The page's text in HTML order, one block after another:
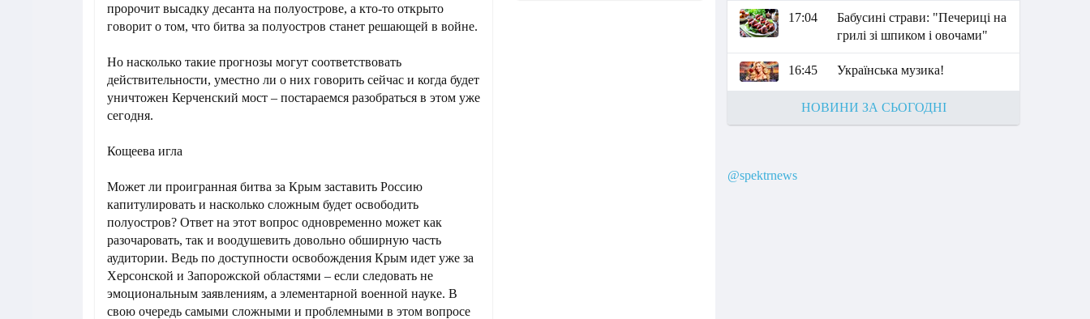
пророчит высадку десанта на полуострове, а кто-то открыто
говорит о том, что битва за полуостров станет решающей в войне.
Но насколько такие прогнозы могут соответствовать
действительности, уместно ли о них говорить сейчас и когда будет
уничтожен Керченский мост – постараемся разобраться в этом уже
сегодня.
Кощеева игла
Может ли проигранная битва за Крым заставить Россию
капитулировать и насколько сложным будет освободить
полуостров? Ответ на этот вопрос одновременно может как
разочаровать, так и воодушевить довольно обширную часть
аудитории. Ведь по доступности освобождения Крым идет уже за
Херсонской и Запорожской областями – если следовать не
эмоциональным заявлениям, а элементарной военной науке. В
свою очередь самыми сложными и проблемными в этом вопросе
17:04
Бабусині страви: "Печериці на
грилі зі шпиком і овочами"
16:45 Українська музика!
НОВИНИ ЗА СЬОГОДНІ
@spektrnews